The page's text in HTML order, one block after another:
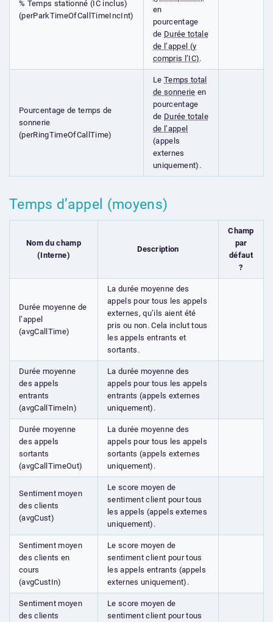
% Temps stationné (IC inclus)
(perParkTimeOfCallTimeIncInt)
en
pourcentage
de Durée totale
de l’appel (y
compris l’IC).
Pourcentage de temps de
sonnerie
(perRingTimeOfCallTime)
Le Temps total
de sonnerie en
pourcentage
de Durée totale
de l’appel
(appels
externes
uniquement).
Temps d’appel (moyens)
Nom du champ
(Interne)
Description
Champ
par
défaut
?
Durée moyenne de
l’appel
(avgCallTime)
La durée moyenne des
appels pour tous les appels
externes, qu’ils aient été
pris ou non. Cela inclut tous
les appels entrants et
sortants.
Durée moyenne
des appels
entrants
(avgCallTimeIn)
La durée moyenne des
appels pour tous les appels
entrants (appels externes
uniquement).
Durée moyenne
des appels
sortants
(avgCallTimeOut)
La durée moyenne des
appels pour tous les appels
sortants (appels externes
uniquement).
Sentiment moyen
des clients
(avgCust)
Le score moyen de
sentiment client pour tous
les appels (appels externes
uniquement).
Sentiment moyen
des clients en
cours
(avgCustIn)
Le score moyen de
sentiment client pour tous
les appels entrants (appels
externes uniquement).
Sentiment moyen
des clients
Le score moyen de
sentiment client pour tous